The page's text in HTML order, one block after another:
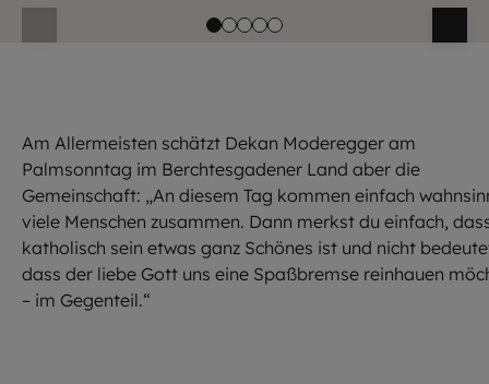
Am Allermeisten schätzt Dekan Moderegger am
Palmsonntag im Berchtesgadener Land aber die
Gemeinschaft: „An diesem Tag kommen einfach
viele Menschen zusammen. Dann merkst du einfach,
katholisch sein etwas ganz Schönes ist und nicht
dass der liebe Gott uns eine Spaßbremse reinhauen
– im Gegenteil.“